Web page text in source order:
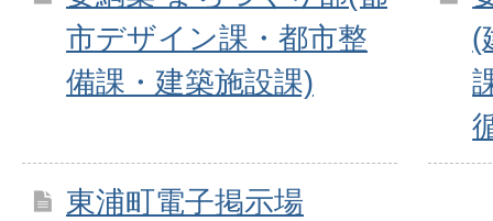
市デザイン課・都市整
備課・建築施設課)
(
東浦町電子掲示場